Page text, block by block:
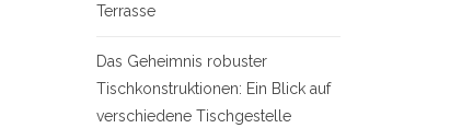
Terrasse
Das Geheimnis robuster
Tischkonstruktionen: Ein Blick auf
verschiedene Tischgestelle